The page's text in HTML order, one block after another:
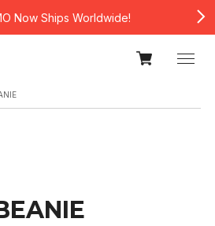
Now Ships Worldwide!